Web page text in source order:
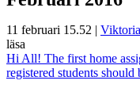
11 februari 15.52 |
läsa
Hi All! The first home
registered students should